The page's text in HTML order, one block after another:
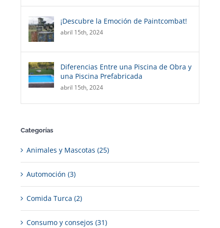
¡Descubre la Emoción de Paintcombat!
abril 15th, 2024
Diferencias Entre una Piscina de Obra y
una Piscina Prefabricada
abril 15th, 2024
Categorías
Animales y Mascotas (25)
Automoción (3)
Comida Turca (2)
Consumo y consejos (31)